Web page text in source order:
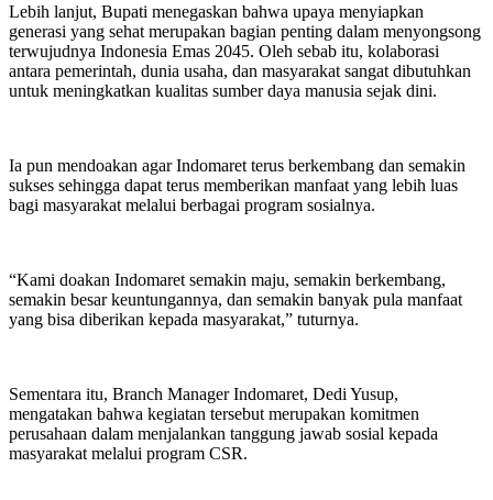
Lebih lanjut, Bupati menegaskan bahwa upaya menyiapkan
generasi yang sehat merupakan bagian penting dalam menyongsong
terwujudnya Indonesia Emas 2045. Oleh sebab itu, kolaborasi
antara pemerintah, dunia usaha, dan masyarakat sangat dibutuhkan
untuk meningkatkan kualitas sumber daya manusia sejak dini.
Ia pun mendoakan agar Indomaret terus berkembang dan semakin
sukses sehingga dapat terus memberikan manfaat yang lebih luas
bagi masyarakat melalui berbagai program sosialnya.
“Kami doakan Indomaret semakin maju, semakin berkembang,
semakin besar keuntungannya, dan semakin banyak pula manfaat
yang bisa diberikan kepada masyarakat,” tuturnya.
Sementara itu, Branch Manager Indomaret, Dedi Yusup,
mengatakan bahwa kegiatan tersebut merupakan komitmen
perusahaan dalam menjalankan tanggung jawab sosial kepada
masyarakat melalui program CSR.